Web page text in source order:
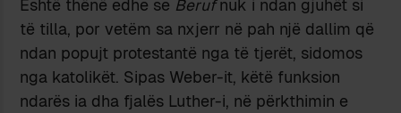
Është thënë edhe se Berufnuk i ndan gjuhët si
të tilla, por vetëm sa nxjerr në pah një dallim që
ndan popujt protestantë nga të tjerët, sidomos
nga katolikët. Sipas Weber-it, këtë funksion
ndarës ia dha fjalës Luther-i, në përkthimin e